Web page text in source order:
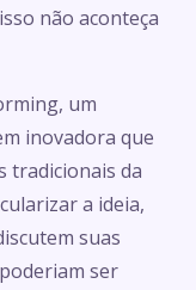
não aconteça
um
inovadora que
tradicionais da
a ideia,
suas
ser